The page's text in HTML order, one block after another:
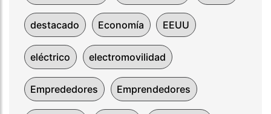
destacado Economía EEUU
eléctrico electromovilidad
Emprededores Emprendedores